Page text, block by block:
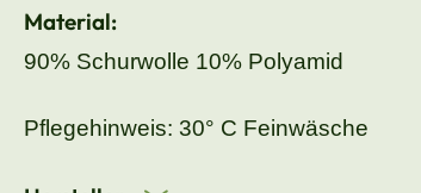
Material:
90% Schurwolle 10% Polyamid
Pflegehinweis: 30° C Feinwäsche